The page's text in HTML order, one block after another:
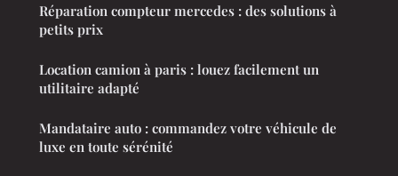
Réparation compteur mercedes : des solutions à
petits prix
Location camion à paris : louez facilement un
utilitaire adapté
Mandataire auto : commandez votre véhicule de
luxe en toute sérénité